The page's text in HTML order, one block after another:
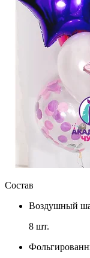
Состав
Воздушный
8 шт.